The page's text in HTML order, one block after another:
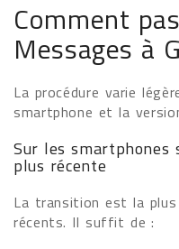
Comment
Messages à
La procédure varie
smartphone et la
Sur les smartphones
plus récente
La transition est la
récents. Il suffit de :